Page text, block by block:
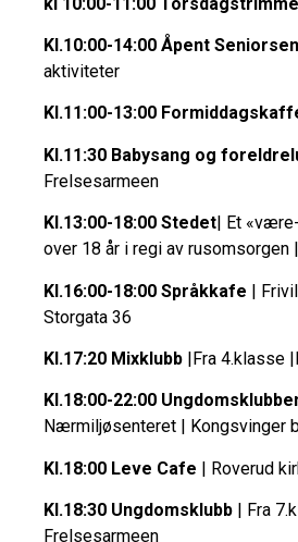
Kl.10:00-14:00 Åpent
aktiviteter
Kl.11:00-13:00
Kl.11:30 Babysang og
Frelsesarmeen
Kl.13:00-18:00 Stedet| Et
over 18 år i regi av rusomsorgen
Kl.16:00-18:00 Språkkafe |
Storgata 36
Kl.17:20 Mixklubb |Fra 4.klasse
Kl.18:00-22:00
Nærmiljøsenteret | Kongsvinger
Kl.18:00 Leve Cafe | Roverud
Kl.18:30 Ungdomsklubb | Fra
Frelsesarmeen